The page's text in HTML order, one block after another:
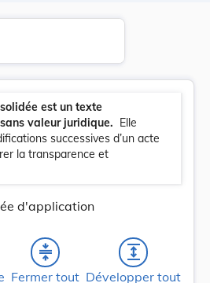
est un texte
valeur juridique. Elle
successives d’un acte
la transparence et
d'application
compress
Fermer tout
expand
Développer tout